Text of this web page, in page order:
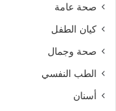
صحة عامة
كيان الطفل
صحة وجمال
الطب النفسي
أسنان